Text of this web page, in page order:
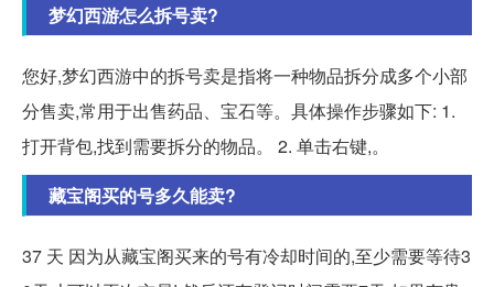
梦幻西游怎么拆号卖?
您好,梦幻西游中的拆号卖是指将一种物品拆分成多个小部
分售卖,常用于出售药品、宝石等。具体操作步骤如下: 1.
打开背包,找到需要拆分的物品。 2. 单击右键,。
藏宝阁买的号多久能卖?
37 天 因为从藏宝阁买来的号有冷却时间的,至少需要等待3